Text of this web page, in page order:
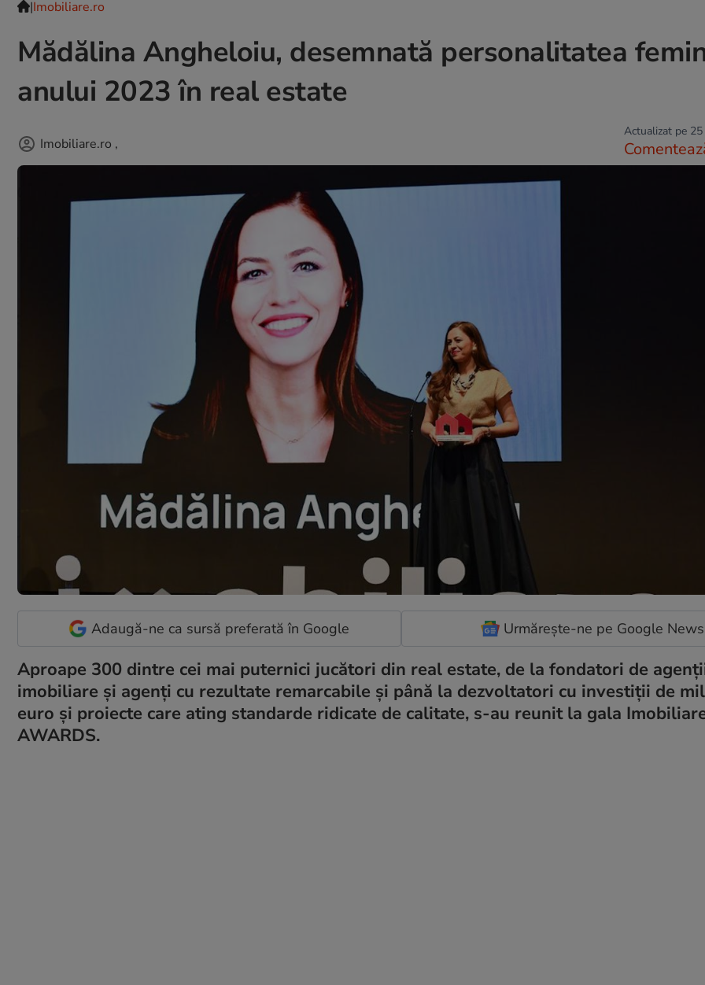
|Imobiliare.ro
Mădălina Angheloiu, desemnată personalitatea
anului 2023 în real estate
Imobiliare.ro ,
Actualizat pe
Adaugă-ne ca sursă preferată în Google Urmărește-ne pe Google News
Aproape 300 dintre cei mai puternici jucători din real estate, de la fondatori de
imobiliare și agenți cu rezultate remarcabile și până la dezvoltatori cu investiții de
euro și proiecte care ating standarde ridicate de calitate, s-au reunit la gala
AWARDS.